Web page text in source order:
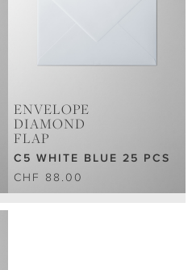
ENVELOPE
DIAMOND
FLAP
C5 WHITE BLUE 25 PCS
CHF 88.00